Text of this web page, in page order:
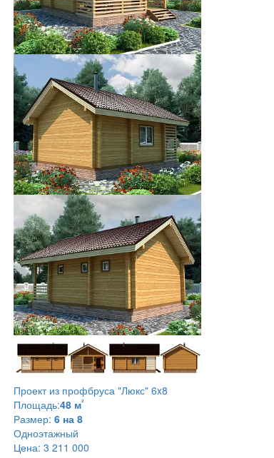
Проект из профбруса"Люкс" 6x8
Площадь:48 м²
Размер: 6 на 8
Одноэтажный
Цена:3 211 000